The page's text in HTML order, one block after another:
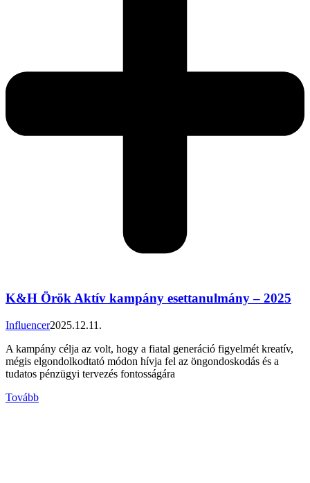
K&H Örök Aktív kampány esettanulmány – 2025
Influencer2025.12.11.
A kampány célja az volt, hogy a fiatal generáció figyelmét kreatív,
mégis elgondolkodtató módon hívja fel az öngondoskodás és a
tudatos pénzügyi tervezés fontosságára
Tovább